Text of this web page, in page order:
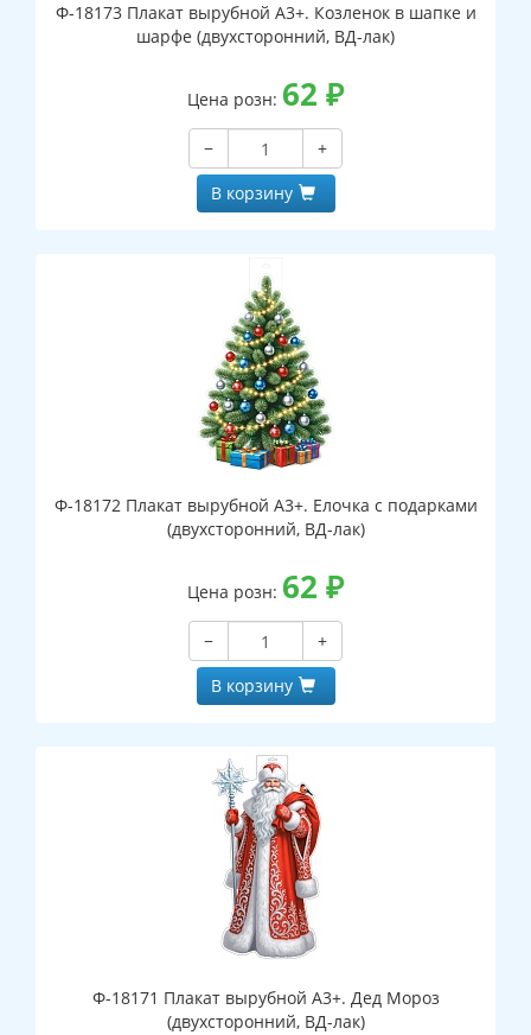
Ф-18173 Плакат вырубной А3+. Козленок в шапке и
шарфе (двухсторонний, ВД-лак)
Цена розн: 62 ₽
−
+
В корзину
Ф-18172 Плакат вырубной А3+. Елочка с подарками
(двухсторонний, ВД-лак)
Цена розн: 62 ₽
−
+
В корзину
Ф-18171 Плакат вырубной А3+. Дед Мороз
(двухсторонний, ВД-лак)